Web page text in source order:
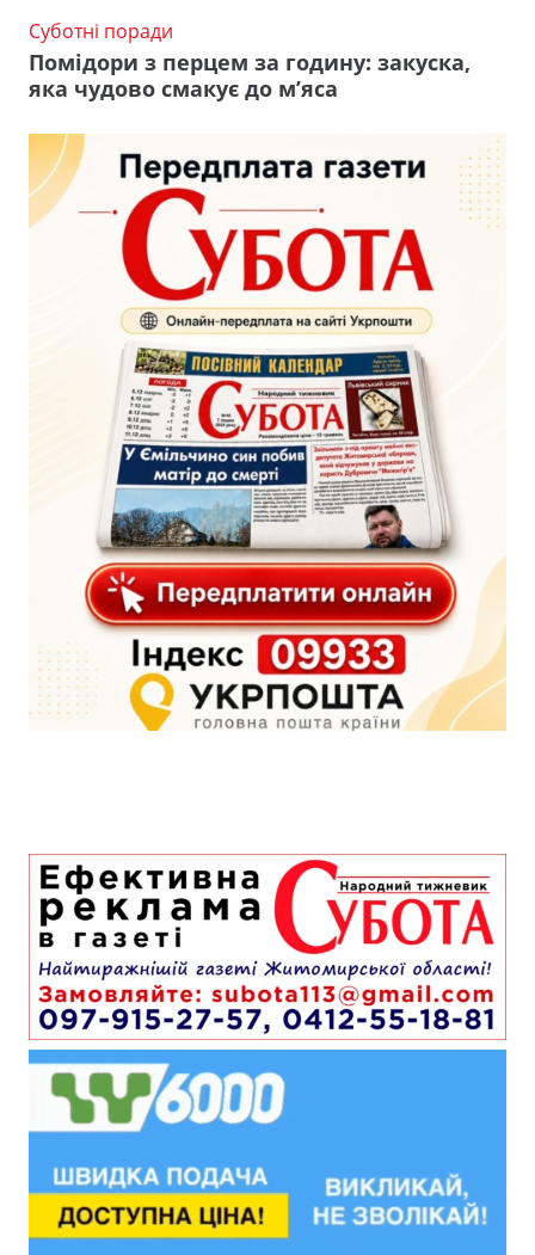
Суботні поради
Помідори з перцем за годину: закуска,
яка чудово смакує до м’яса